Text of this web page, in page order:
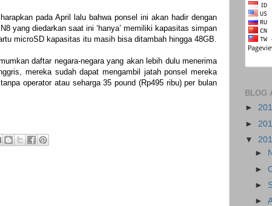
pada April lalu bahwa ponsel ini akan hadir dengan
yang diedarkan saat ini ‘hanya’ memiliki kapasitas simpan
microSD kapasitas itu masih bisa ditambah hingga 48GB.
daftar negara-negara yang akan lebih dulu menerima
mereka sudah dapat mengambil jatah ponsel mereka
operator atau seharga 35 pound (Rp495 ribu) per bulan
BLOG
►
►
▼
►
►
►
►